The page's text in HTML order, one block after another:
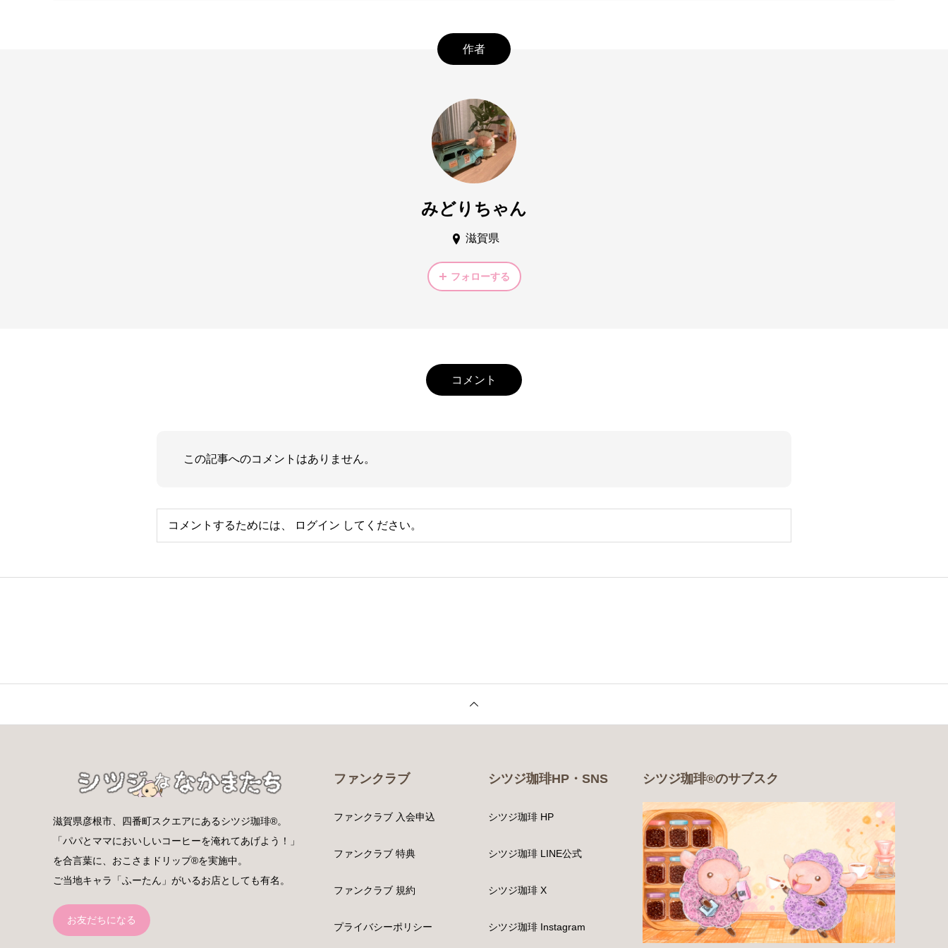
作者
みどりちゃん
滋賀県
フォローする
コメント
この記事へのコメントはありません。
コメントするためには、 ログイン してください。
滋賀県彦根市、四番町スクエアにあるシツジ珈琲®。
「パパとママにおいしいコーヒーを淹れてあげよう！」
を合言葉に、おこさまドリップ®を実施中。
ご当地キャラ「ふーたん」がいるお店としても有名。
お友だちになる
ファンクラブ
ファンクラブ 入会申込
ファンクラブ 特典
ファンクラブ 規約
プライバシーポリシー
シツジ珈琲HP・SNS
シツジ珈琲 HP
シツジ珈琲 LINE公式
シツジ珈琲 X
シツジ珈琲 Instagram
シツジ珈琲®のサブスク